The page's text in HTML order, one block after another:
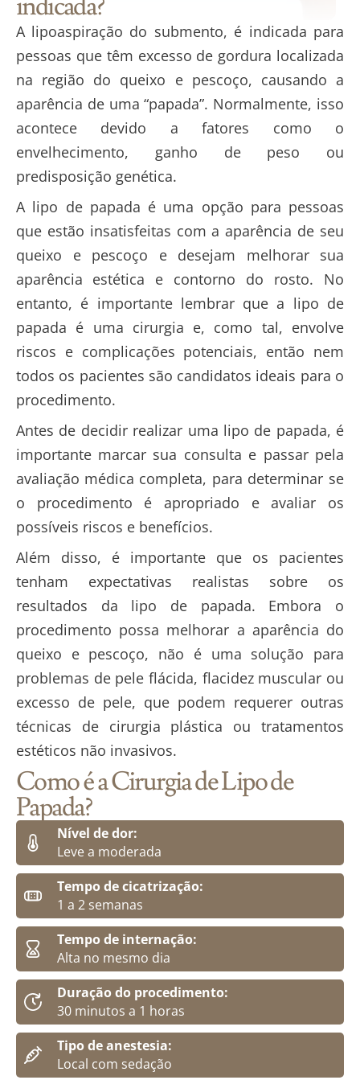
A lipoaspiração do submento, é indicada para
pessoas que têm excesso de gordura localizada
na região do queixo e pescoço, causando a
aparência de uma “papada”. Normalmente, isso
acontece devido a fatores como o
envelhecimento, ganho de peso ou
predisposição genética.
A lipo de papada é uma opção para pessoas
que estão insatisfeitas com a aparência de seu
queixo e pescoço e desejam melhorar sua
aparência estética e contorno do rosto. No
entanto, é importante lembrar que a lipo de
papada é uma cirurgia e, como tal, envolve
riscos e complicações potenciais, então nem
todos os pacientes são candidatos ideais para o
procedimento.
Antes de decidir realizar uma lipo de papada, é
importante marcar sua consulta e passar pela
avaliação médica completa, para determinar se
o procedimento é apropriado e avaliar os
possíveis riscos e benefícios.
Além disso, é importante que os pacientes
tenham expectativas realistas sobre os
resultados da lipo de papada. Embora o
procedimento possa melhorar a aparência do
queixo e pescoço, não é uma solução para
problemas de pele flácida, flacidez muscular ou
excesso de pele, que podem requerer outras
técnicas de cirurgia plástica ou tratamentos
estéticos não invasivos.
Como é a Cirurgia de Lipo de
Papada?
Nível de dor:
Leve a moderada
Tempo de cicatrização:
1 a 2 semanas
Tempo de internação:
Alta no mesmo dia
Duração do procedimento:
30 minutos a 1 horas
Tipo de anestesia:
Local com sedação